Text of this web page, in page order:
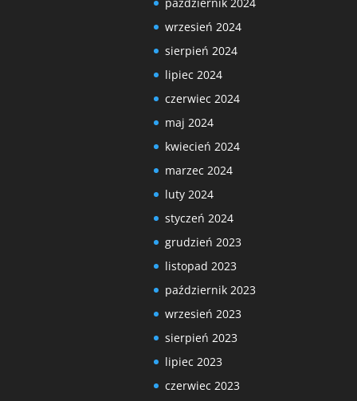
wrzesień 2024
sierpień 2024
lipiec 2024
czerwiec 2024
maj 2024
kwiecień 2024
marzec 2024
luty 2024
styczeń 2024
grudzień 2023
listopad 2023
październik 2023
wrzesień 2023
sierpień 2023
lipiec 2023
czerwiec 2023